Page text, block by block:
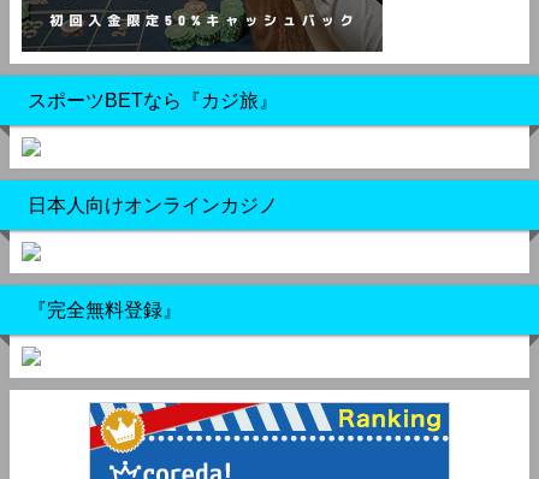
スポーツBETなら『カジ旅』
日本人向けオンラインカジノ
『完全無料登録』